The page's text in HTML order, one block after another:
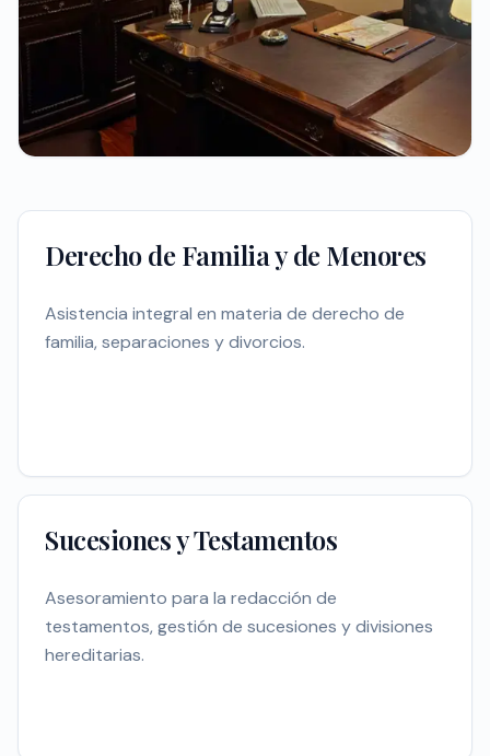
Derecho de Familia y de Menores
Asistencia integral en materia de derecho de
familia, separaciones y divorcios.
Sucesiones y Testamentos
Asesoramiento para la redacción de
testamentos, gestión de sucesiones y divisiones
hereditarias.